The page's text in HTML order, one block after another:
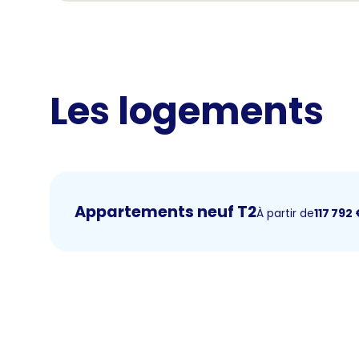
Les logements
Appartements neuf T2À partir de117 792